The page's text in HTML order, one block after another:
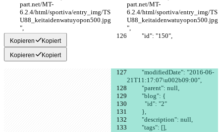
part.net/MT-
6.2.4/html/sportiva/entry_img/TS
U88_keitaidenwatuyopon500.jpg
",
part.net/MT-
6.2.4/html/sportiva/entry_img/TS
U88_keitaidenwatuyopon500.jpg
",
          "id": "150",
          "id": "150",
Kopieren Kopiert
Kopieren Kopiert
21T11:17:07\u002b09:00",
          "parent": null,
          "blog": {
            "id": "2"
          },
          "description": null,
          "tags": [],